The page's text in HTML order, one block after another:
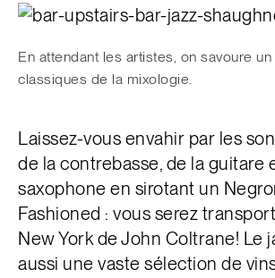
En attendant les artistes, on savoure
classiques de la mixologie.
Laissez-vous envahir par les
de la contrebasse, de la guitare
saxophone en sirotant un
Fashioned : vous serez
New York de John Coltrane! Le
aussi une vaste sélection de